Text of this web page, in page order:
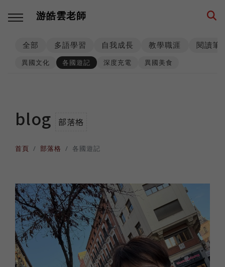
游皓雲老師
回主選單
英語
法語
日語
回主選單
專業精進
職場倫理
回主選單
思維升級
回主選單
從零到一
回主選單
異國美食
回主選單
異國婚姻
棒球魂
全部 多語學習 自我成長 教學職涯 閱讀筆
異國文化 各國遊記 深度充電 異國美食
blog 部落格
首頁 部落格 各國遊記